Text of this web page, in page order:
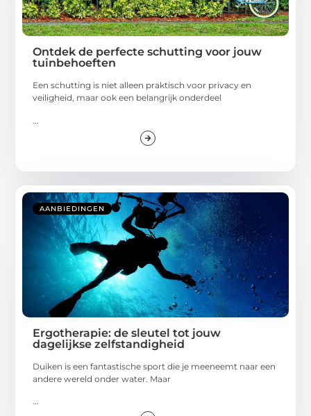
Ontdek de perfecte schutting voor jouw
tuinbehoeften
Een schutting is niet alleen praktisch voor privacy en
veiligheid, maar ook een belangrijk onderdeel
AANBIEDINGEN
Ergotherapie: de sleutel tot jouw
dagelijkse zelfstandigheid
Duiken is een fantastische sport die je meeneemt naar een
andere wereld onder water. Maar